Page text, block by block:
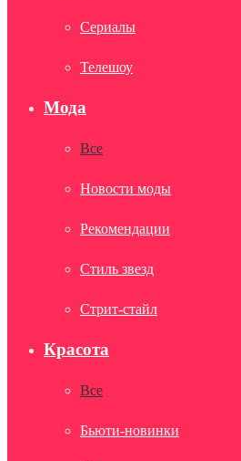
Сериалы
Телешоу
Мода
Все
Новости моды
Рекомендации
Стиль звезд
Стрит-стайл
Красота
Все
Бьюти-новинки